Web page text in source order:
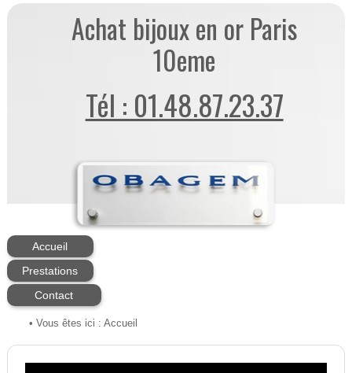
Achat bijoux en or Paris
10eme
Tél : 01.48.87.23.37
Accueil
Prestations
Contact
• Vous êtes ici : Accueil